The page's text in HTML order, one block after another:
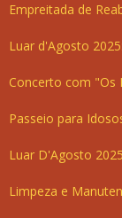
Empreitada de
Luar d'Agosto
Concerto com "Os
Passeio para
Luar D'Agosto 2025
Limpeza e